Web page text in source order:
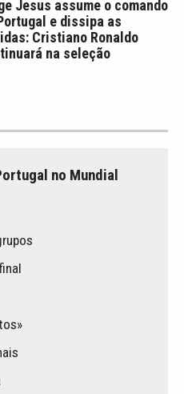
Jesus assume o comando
e dissipa as
Cristiano Ronaldo
na seleção
no Mundial